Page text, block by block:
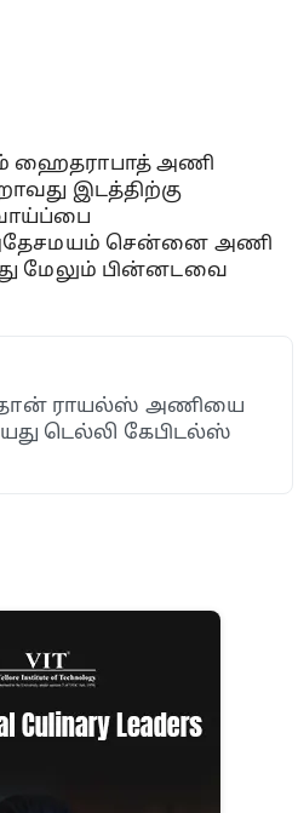
ஹைதராபாத் அணி
இடத்திற்கு
அதேசமயம் சென்னை அணி
மேலும் பின்னடவை
ராயல்ஸ் அணியை
டெல்லி கேபிடல்ஸ்